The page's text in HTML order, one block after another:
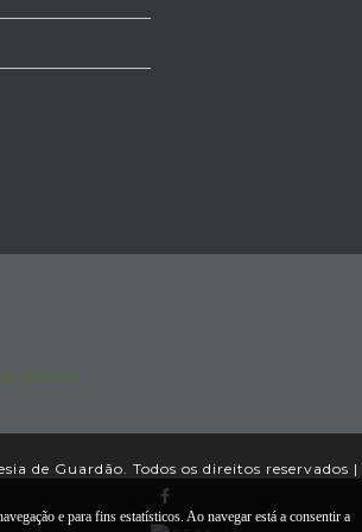
de Guardão. Todos os direitos reservados |
e para fins estatísticos. Ao navegar está a consentir a